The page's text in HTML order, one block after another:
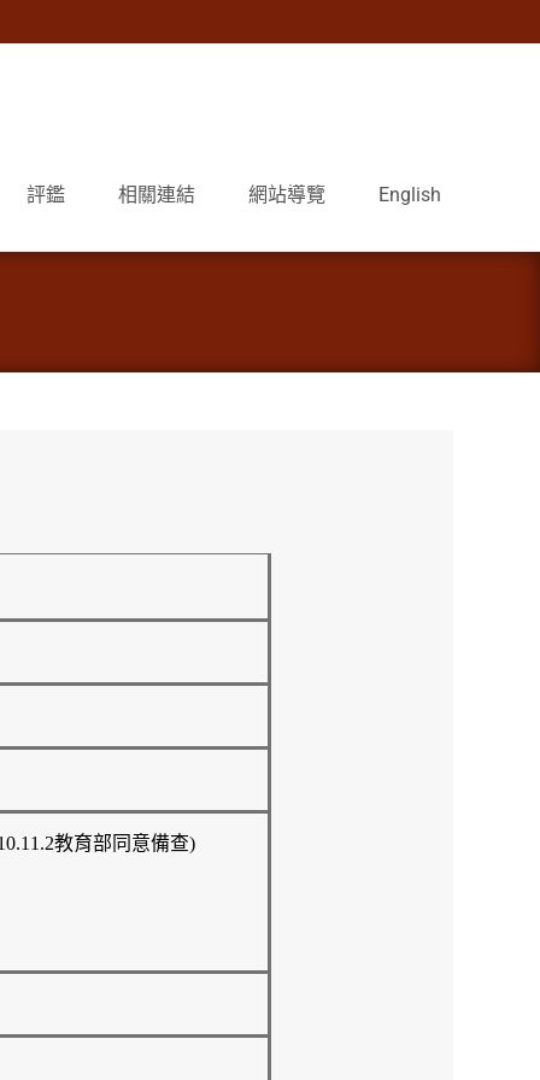
評鑑 相關連結 網站導覽 English
教育部同意備查)